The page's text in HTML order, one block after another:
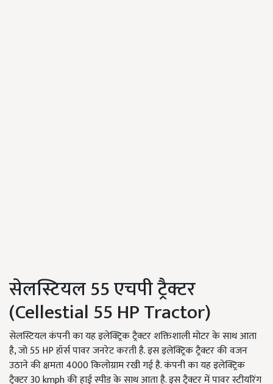
सेलस्टियल 55 एचपी ट्रैक्टर
(Cellestial 55 HP Tractor)
सेलस्टियल कंपनी का यह इलेक्ट्रिक ट्रैक्टर शक्तिशाली मोटर के साथ आता
है, जो 55 HP हॉर्स पावर जनरेट करती है. इस इलेक्ट्रिक ट्रैक्टर की वजन
उठाने की क्षमता 4000 किलोग्राम रखी गई है. कंपनी का यह इलेक्ट्रिक
ट्रैक्टर 30 kmph की हाई स्पीड के साथ आता है. इस ट्रैक्टर में पावर स्टीयरिंग